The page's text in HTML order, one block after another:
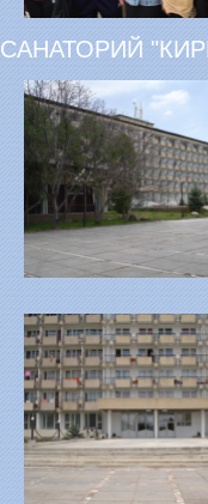
САНАТОРИЙ